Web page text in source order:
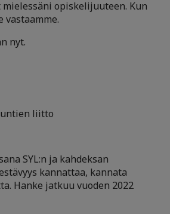
opiskelijuuteen. Kun
vastaamme.
nyt.
liitto
SYL:n ja kahdeksan
kannattaa, kannata
Hanke jatkuu vuoden 2022